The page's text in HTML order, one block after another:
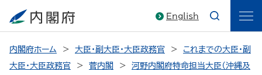
English
内閣府ホーム 大臣・副大臣・大臣政務官
これまでの大臣・副
大臣・大臣政務官
菅内閣
河野内閣府特命担当大臣（沖縄及